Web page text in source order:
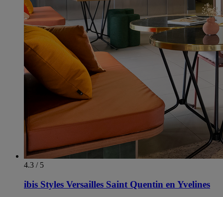
4.3 / 5
ibis Styles Versailles Saint Quentin en Yvelines